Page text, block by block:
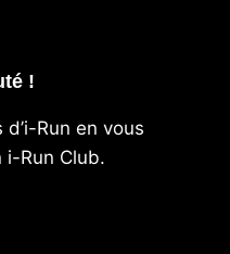
!
Run en vous
i-Run Club.